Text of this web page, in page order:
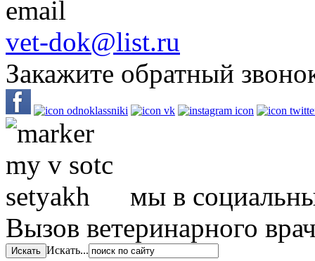
vet-dok@list.ru
Закажите обратный
мы в
Вызов ветеринарного
Искать...